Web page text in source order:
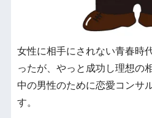
女性に相手にされない青春時
ったが、やっと成功し理想の
中の男性のために恋愛コンサ
す。